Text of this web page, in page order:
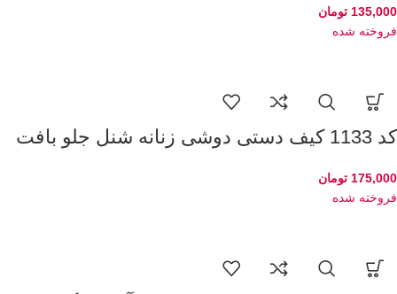
135,000 تومان
فروخته شده
کد 1133 کیف دستی دوشی زنانه شنل جلو بافت
175,000 تومان
فروخته شده